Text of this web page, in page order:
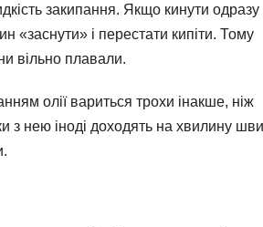
закипання. Якщо кинути одразу
«заснути» і перестати кипіти. Тому
вільно плавали.
олії вариться трохи інакше, ніж
з нею іноді доходять на хвилину